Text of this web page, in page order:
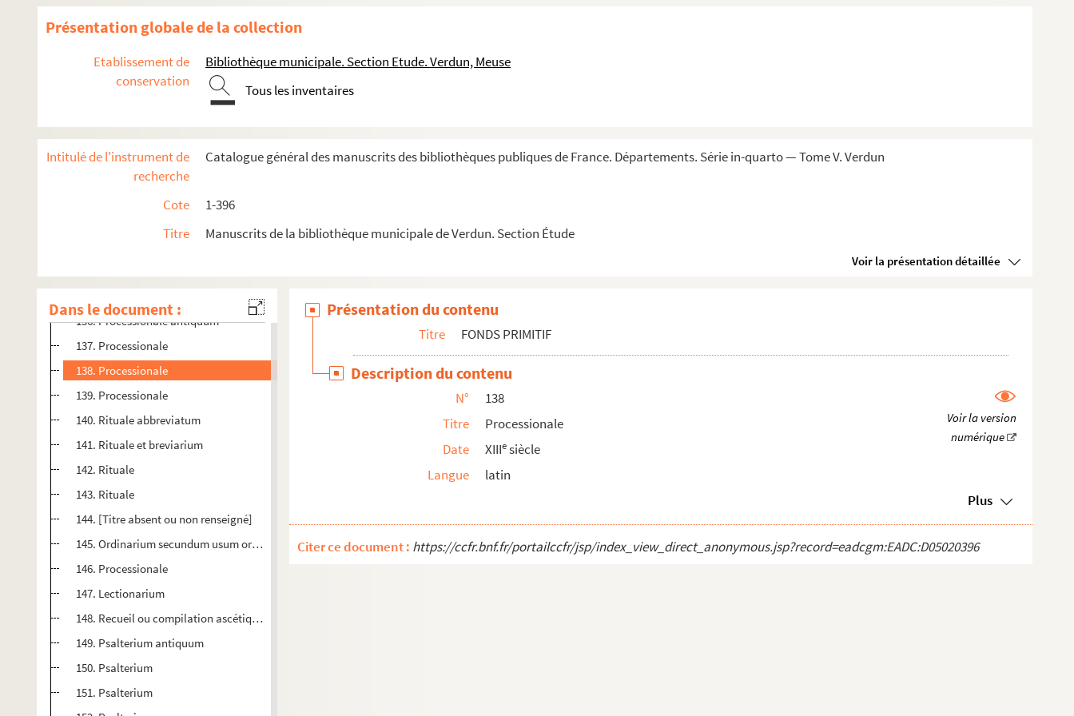
Présentation globale de la collection
Etablissement de
conservation
Bibliothèque municipale. Section Etude. Verdun, Meuse
Tous les inventaires
Intitulé de l'instrument de
recherche
Catalogue général des manuscrits des bibliothèques publiques de France. Départements. Série in-quarto — Tome V. Verdun
Cote
1-396
Titre
Manuscrits de la bibliothèque municipale de Verdun. Section Étude
Voir la présentation détaillée
Dans le document :
1261. Lectionarium
1271. Diurnale antiquum
1272. « Liber orationum dicendarum ab hebdomadario in salutationibus vespertinis, tam ordinariis quam extr...
130. Processionale
131. Ecclesiæ preces variæ
136. Processionale antiquum
137. Processionale
138. Processionale
139. Processionale
140. Rituale abbreviatum
141. Rituale et breviarium
142. Rituale
143. Rituale
144. [Titre absent ou non renseigné]
145. Ordinarium secundum usum ordinis Premonstratensis
146. Processionale
147. Lectionarium
148. Recueil ou compilation ascétique contenant : « Psalmi Davidis, Cantica Prophetarum, Letaniæ Sanctoru...
149. Psalterium antiquum
150. Psalterium
151. Psalterium
Présentation du contenu
Titre FONDS PRIMITIF
Description du contenu
N°
138
Titre
Processionale
Date
XIIIesiècle
Langue
latin
Plus
Citer ce document : https://ccfr.bnf.fr/portailccfr/jsp/index_view_direct_anonymous.jsp?record=eadcgm:EADC:D05020396